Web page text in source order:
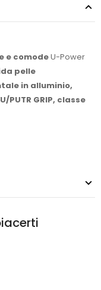
e comodeU-Power
pelle
in alluminio,
PUTR GRIP, classe